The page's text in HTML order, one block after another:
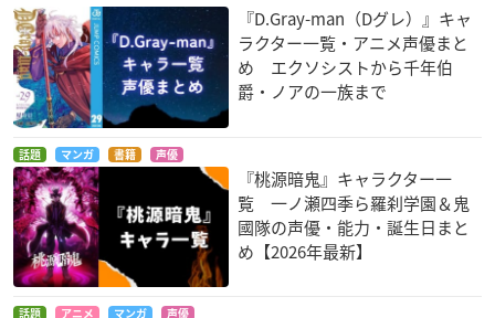
『D.Gray-man（Dグレ）』キャ
ラクター一覧・アニメ声優まと
め エクソシストから千年伯
爵・ノアの一族まで
話題 マンガ 書籍 声優
『桃源暗鬼』キャラクター一
覧 一ノ瀬四季ら羅刹学園＆鬼
國隊の声優・能力・誕生日まと
め【2026年最新】
話題 アニメ マンガ 声優